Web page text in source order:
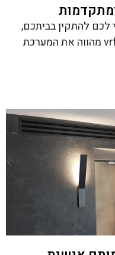
להתקין בביתכם,
כדאי שתדעו כי כיום מערכת מיזוג vrf מהווה את המערכת